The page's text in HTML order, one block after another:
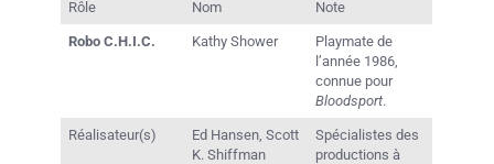
Rôle Nom Note
Robo C.H.I.C. Kathy Shower
Playmate de
l’année 1986,
connue pour
Bloodsport.
Réalisateur(s)
Ed Hansen, Scott
K. Shiffman
Spécialistes des
productions à